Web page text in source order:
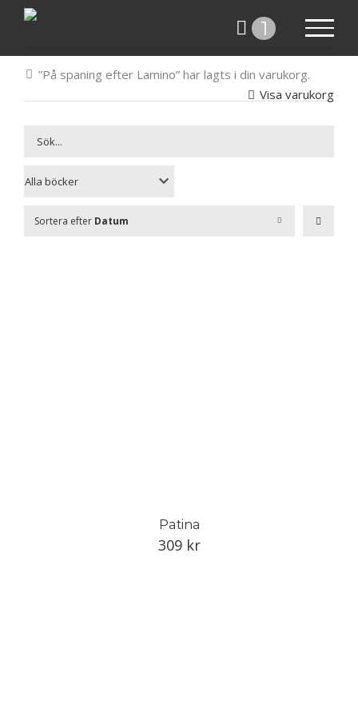
Fortsätt
1
”På spaning efter Lamino” har lagts i din varukorg.
Visa varukorg
Sortera efter Datum
Patina
309 kr